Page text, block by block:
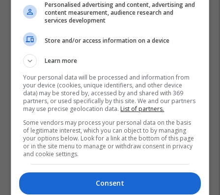
Rastislav Kostilnik Ldk Lumir Abdixhiku Sllovakia
Personalised advertising and content, advertising and
content measurement, audience research and
services development
Store and/or access information on a device
Learn more
Your personal data will be processed and information from
your device (cookies, unique identifiers, and other device
data) may be stored by, accessed by and shared with 369
partners, or used specifically by this site. We and our partners
may use precise geolocation data. List of partners.
Some vendors may process your personal data on the basis
of legitimate interest, which you can object to by managing
your options below. Look for a link at the bottom of this page
or in the site menu to manage or withdraw consent in privacy
and cookie settings.
Consent